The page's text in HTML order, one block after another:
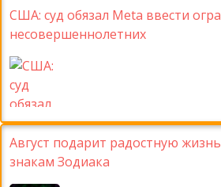
США: суд обязал Meta ввести
несовершеннолетних
Август подарит радостную
знакам Зодиака